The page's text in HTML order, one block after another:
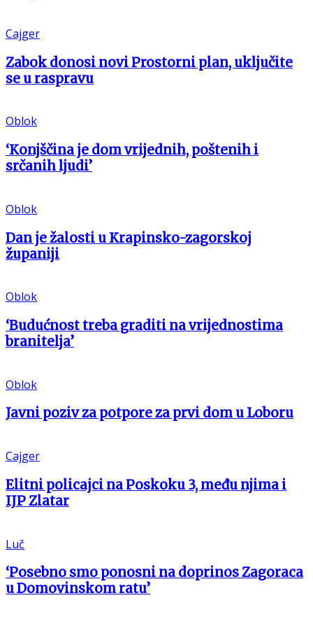
Cajger
Zabok donosi novi Prostorni plan, uključite
se u raspravu
Oblok
‘Konjščina je dom vrijednih, poštenih i
srčanih ljudi’
Oblok
Dan je žalosti u Krapinsko-zagorskoj
županiji
Oblok
‘Budućnost treba graditi na vrijednostima
branitelja’
Oblok
Javni poziv za potpore za prvi dom u Loboru
Cajger
Elitni policajci na Poskoku 3, među njima i
IJP Zlatar
Luč
‘Posebno smo ponosni na doprinos Zagoraca
u Domovinskom ratu’